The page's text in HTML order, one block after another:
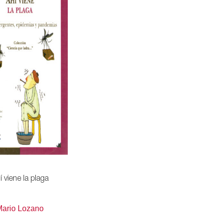
viene la plaga
Lozano